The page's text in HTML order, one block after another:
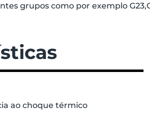
grupos como por exemplo
ao choque térmico